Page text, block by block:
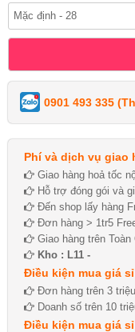
0901 493 335
Phí và dịch vụ giao
Giao hàng hoả tốc
Hỗ trợ đóng gói và
Đến shop lấy hàng
Đơn hàng > 1tr5
Giao hàng trên Toàn
Kho : L11 -
Điều kiện mua giá sỉ
Đơn hàng trên 3
Doanh số trên 10
Điều kiện mua giá sỉ